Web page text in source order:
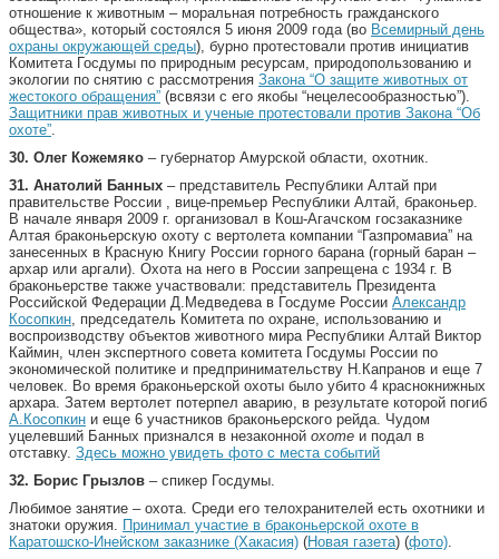
отношение к животным – моральная потребность гражданского
общества», который состоялся 5 июня 2009 года (во Всемирный день
охраны окружающей среды), бурно протестовали против инициатив
Комитета Госдумы по природным ресурсам, природопользованию и
экологии по снятию с рассмотрения Закона “О защите животных от
жестокого обращения” (всвязи с его якобы “нецелесообразностью”).
Защитники прав животных и ученые протестовали против Закона “Об
охоте”.
30. Олег Кожемяко – губернатор Амурской области, охотник.
31. Анатолий Банных – представитель Республики Алтай при
правительстве России , вице-премьер Республики Алтай, браконьер.
В начале января 2009 г. организовал в Кош-Агачском госзаказнике
Алтая браконьерскую охоту с вертолета компании “Газпромавиа” на
занесенных в Красную Книгу России горного барана (горный баран –
архар или аргали). Охота на него в России запрещена с 1934 г. В
браконьерстве также участвовали: представитель Президента
Российской Федерации Д.Медведева в Госдуме России Александр
Косопкин, председатель Комитета по охране, использованию и
воспроизводству объектов животного мира Республики Алтай Виктор
Каймин, член экспертного совета комитета Госдумы России по
экономической политике и предпринимательству Н.Капранов и еще 7
человек. Во время браконьерской охоты было убито 4 краснокнижных
архара. Затем вертолет потерпел аварию, в результате которой погиб
А.Косопкин и еще 6 участников браконьерского рейда. Чудом
уцелевший Банных признался в незаконной охоте и подал в
отставку. Здесь можно увидеть фото с места событий
32. Борис Грызлов – спикер Госдумы.
Любимое занятие – охота. Среди его телохранителей есть охотники и
знатоки оружия. Принимал участие в браконьерской охоте в
Каратошско-Инейском заказнике (Хакасия) (Новая газета) (фото).